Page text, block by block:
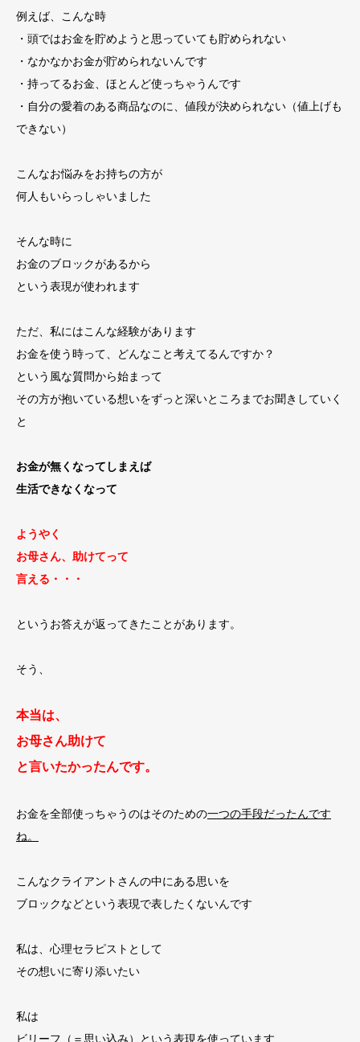
例えば、こんな時
・頭ではお金を貯めようと思っていても貯められない
・なかなかお金が貯められないんです
・持ってるお金、ほとんど使っちゃうんです
・自分の愛着のある商品なのに、値段が決められない（値上げも
できない）
こんなお悩みをお持ちの方が
何人もいらっしゃいました
そんな時に
お金のブロックがあるから
という表現が使われます
ただ、私にはこんな経験があります
お金を使う時って、どんなこと考えてるんですか？
という風な質問から始まって
その方が抱いている想いをずっと深いところまでお聞きしていく
と
お金が無くなってしまえば
生活できなくなって
ようやく
お母さん、助けてって
言える・・・
というお答えが返ってきたことがあります。
そう、
本当は、
お母さん助けて
と言いたかったんです。
お金を全部使っちゃうのはそのための一つの手段だったんです
ね。
こんなクライアントさんの中にある思いを
ブロックなどという表現で表したくないんです
私は、心理セラピストとして
その想いに寄り添いたい
私は
ビリーフ（＝思い込み）という表現を使っています